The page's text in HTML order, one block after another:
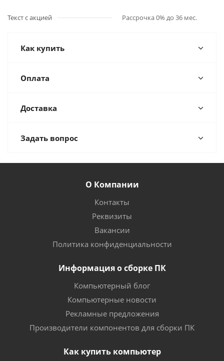
Текст с акцией Рассрочка 0% до 36 мес.
Как купить
Оплата
Доставка
Задать вопрос
О Компании
Контакты
Реквизиты
Вакансии
Политика конфиденциальности
Информация о сборке ПК
Компьютерный блог
Компьютерные новости
Рекламные предложения
Производители компонентов для сборки ПК
Как купить компьютер